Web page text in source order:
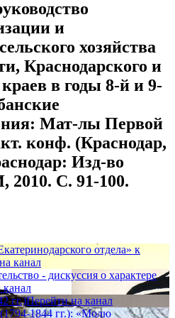
и
хозяйства
Краснодарского и
в годы 8-й и 9-
Мат-лы Первой
конф. (Краснодар,
Изд-во
С. 91-100.
отдела» к
канал
- дискуссия о характере
гг.)Перейти на канал
1844 гг.): «Молю